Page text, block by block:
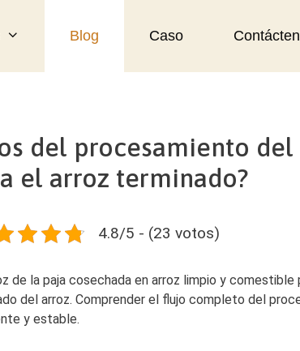
Blog Caso
del procesamiento
el arroz terminado?
4.8/5 - (23 votos)
la paja cosechada en arroz limpio y comestible
del arroz. Comprender el flujo completo del
y estable.